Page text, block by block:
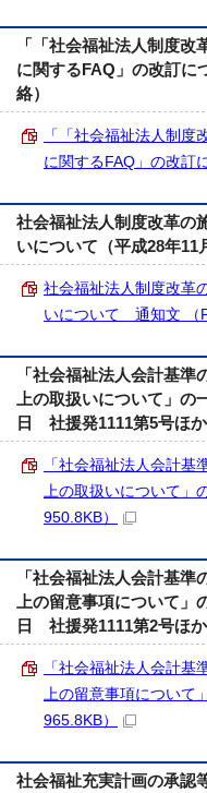
「「社会福祉法人制度改
に関するFAQ」の改訂
絡）
「「社会福祉法人制度
に関するFAQ」の改訂
社会福祉法人制度改革の
いについて（平成28年11
社会福祉法人制度改革
いについて 通知文 （
「社会福祉法人会計基
上の取扱いについて」
日 社援発1111第5号ほか
「社会福祉法人会計基
上の取扱いについて
950.8KB）
「社会福祉法人会計基
上の留意事項について
日 社援発1111第2号ほか
「社会福祉法人会計基
上の留意事項につい
965.8KB）
社会福祉充実計画の承認